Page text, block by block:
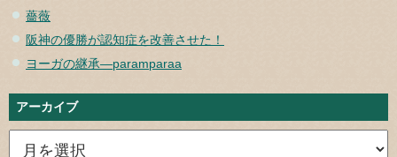
薔薇
阪神の優勝が認知症を改善させた！
ヨーガの継承—paramparaa
アーカイブ